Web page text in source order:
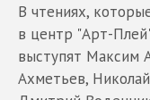
В чтениях,
в центр "Арт-
выступят Максим
Ахметьев,